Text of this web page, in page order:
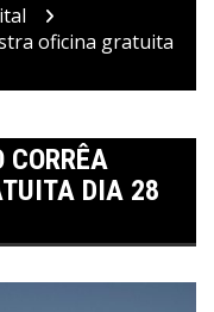
oficina gratuita
DIA 28